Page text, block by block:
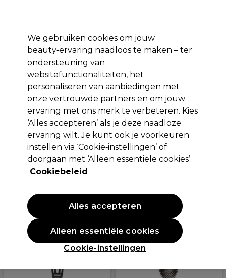
Aanmelden
Merken Deals Haar Elektra
Volgende dag geleverd*
Na verzending, maandag t/m vrijdag
Salon interieur Kappers tools Borstels
Borstels
Sorteren op:Relevantie
We gebruiken cookies om jouw
beauty‑ervaring naadloos te maken – ter
ondersteuning van
websitefunctionaliteiten, het
personaliseren van aanbiedingen met
onze vertrouwde partners en om jouw
ervaring met ons merk te verbeteren. Kies
‘Alles accepteren’ als je deze naadloze
ervaring wilt. Je kunt ook je voorkeuren
instellen via ‘Cookie‑instellingen’ of
doorgaan met ‘Alleen essentiële cookies’.
Cookiebeleid
Cookie-instellingen
Alleen essentiële cookies
Alles accepteren